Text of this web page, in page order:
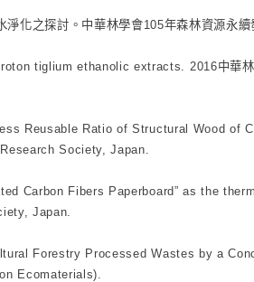
化之探討。中華林學會105年森林資源永續
tiglium ethanolic extracts. 2016中華林
Reusable Ratio of Structural Wood of
Society, Japan.
Carbon Fibers Paperboard” as the
Japan.
Forestry Processed Wastes by a
Ecomaterials).